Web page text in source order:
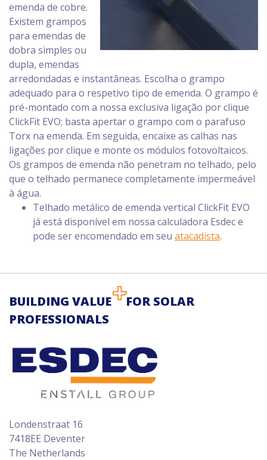
emenda de cobre.
Existem grampos
para emendas de
dobra simples ou
dupla, emendas
arredondadas e instantâneas. Escolha o grampo
adequado para o respetivo tipo de emenda. O grampo é
pré-montado com a nossa exclusiva ligação por clique
ClickFit EVO; basta apertar o grampo com o parafuso
Torx na emenda. Em seguida, encaixe as calhas nas
ligações por clique e monte os módulos fotovoltaicos.
Os grampos de emenda não penetram no telhado, pelo
que o telhado permanece completamente impermeável
à água.
Telhado metálico de emenda vertical ClickFit EVO
já está disponível em nossa calculadora Esdec e
pode ser encomendado em seu atacadista.
BUILDING VALUE
FOR SOLAR
PROFESSIONALS
Londenstraat 16
7418EE Deventer
The Netherlands